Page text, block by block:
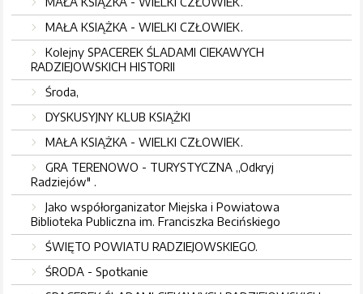
MAŁA KSIĄŻKA - WIELKI CZŁOWIEK.
Kolejny SPACEREK ŚLADAMI CIEKAWYCH
RADZIEJOWSKICH HISTORII
Środa,
DYSKUSYJNY KLUB KSIĄŻKI
MAŁA KSIĄŻKA - WIELKI CZŁOWIEK.
GRA TERENOWO - TURYSTYCZNA ,,Odkryj
Radziejów" .
Jako współorganizator Miejska i Powiatowa
Biblioteka Publiczna im. Franciszka Becińskiego
ŚWIĘTO POWIATU RADZIEJOWSKIEGO.
ŚRODA - Spotkanie